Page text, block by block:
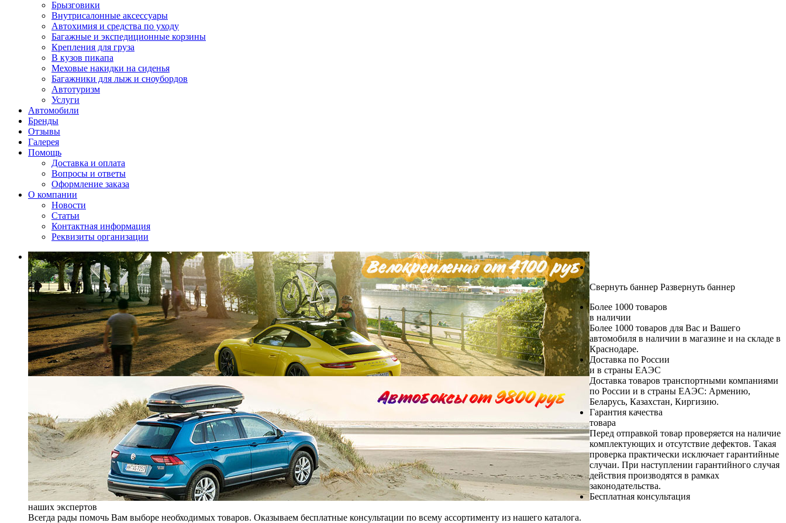
Брызговики
Внутрисалонные аксессуары
Автохимия и средства по уходу
Багажные и экспедиционные корзины
Крепления для груза
В кузов пикапа
Меховые накидки на сиденья
Багажники для лыж и сноубордов
Автотуризм
Услуги
Автомобили
Бренды
Отзывы
Галерея
Помощь
Доставка и оплата
Вопросы и ответы
Оформление заказа
О компании
Новости
Статьи
Контактная информация
Реквизиты организации
Свернуть баннер Развернуть баннер
Более 1000 товаров
в наличии
Более 1000 товаров для Вас и Вашего
автомобиля в наличии в магазине и на складе в
Краснодаре.
Доставка по России
и в страны ЕАЭС
Доставка товаров транспортными компаниями
по России и в страны ЕАЭС: Армению,
Беларусь, Казахстан, Киргизию.
Гарантия качества
товара
Перед отправкой товар проверяется на наличие
комплектующих и отсутствие дефектов. Такая
проверка практически исключает гарантийные
случаи. При наступлении гарантийного случая
действия производятся в рамках
законодательства.
Бесплатная консультация
наших экспертов
Всегда рады помочь Вам выборе необходимых товаров. Оказываем бесплатные консультации по всему ассортименту из нашего каталога.